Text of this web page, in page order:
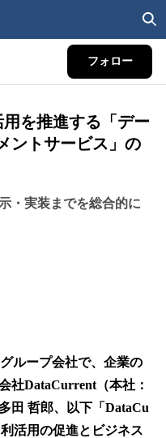
フォロー
を推進する「デー
ントサービス」の
・実装までを総合的に
ループ会社で、企業の
社DataCurrent（本社：
田 哲郎、以下「DataCu
活用の促進とビジネス